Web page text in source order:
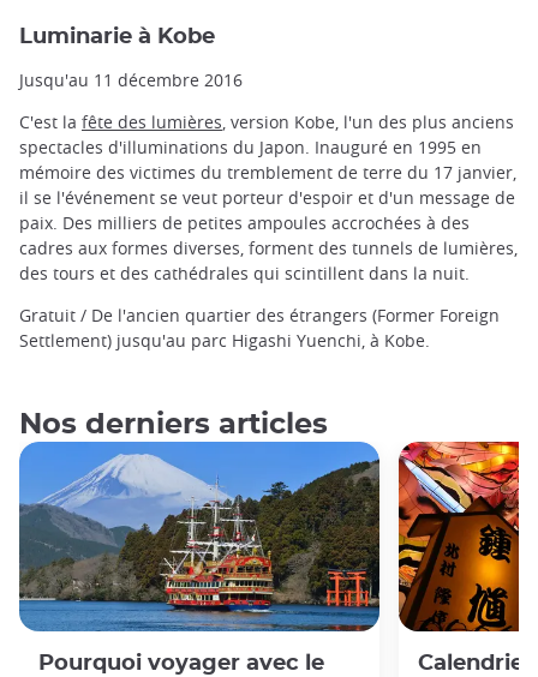
Luminarie à Kobe
Jusqu'au 11 décembre 2016
C'est la fête des lumières , version Kobe, l'un des plus anciens
spectacles d'illuminations du Japon. Inauguré en 1995 en
mémoire des victimes du tremblement de terre du 17 janvier,
il se l'événement se veut porteur d'espoir et d'un message de
paix. Des milliers de petites ampoules accrochées à des
cadres aux formes diverses, forment des tunnels de lumières,
des tours et des cathédrales qui scintillent dans la nuit.
Gratuit / De l'ancien quartier des étrangers (Former Foreign
Settlement) jusqu'au parc Higashi Yuenchi, à Kobe.
Nos derniers articles
Pourquoi voyager avec le